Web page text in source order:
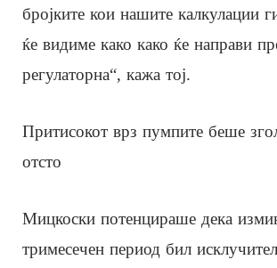
бројките кои нашите калкулации
ќе видиме како како ќе направи
регулаторна“, кажа тој.
Притисокот врз пумпите беше
отсто
Мицкоски потенцираше дека
тримесечен период бил